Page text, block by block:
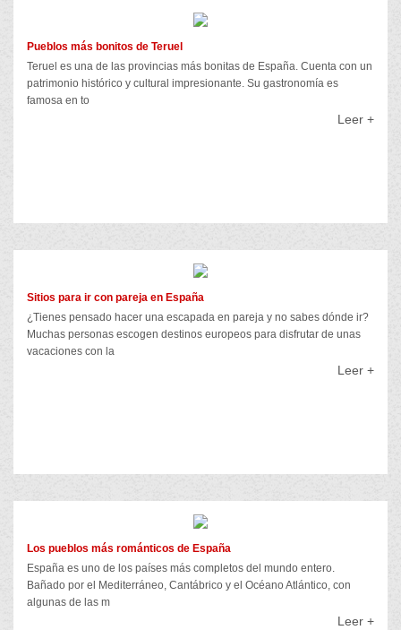
Pueblos más bonitos de Teruel
Teruel es una de las provincias más bonitas de España. Cuenta con un
patrimonio histórico y cultural impresionante. Su gastronomía es
famosa en to
Leer +
Sitios para ir con pareja en España
¿Tienes pensado hacer una escapada en pareja y no sabes dónde ir?
Muchas personas escogen destinos europeos para disfrutar de unas
vacaciones con la
Leer +
Los pueblos más románticos de España
España es uno de los países más completos del mundo entero.
Bañado por el Mediterráneo, Cantábrico y el Océano Atlántico, con
algunas de las m
Leer +